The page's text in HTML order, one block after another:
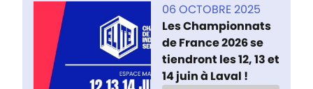
06 OCTOBRE 2025
Les Championnats
de France 2026 se
tiendront les 12, 13 et
14 juin à Laval !